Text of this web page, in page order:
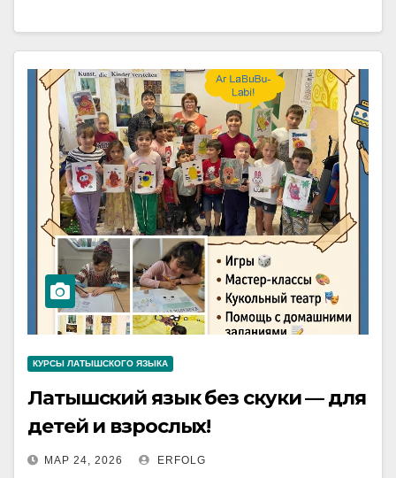
КУРСЫ ЛАТЫШСКОГО ЯЗЫКА
Латышский язык без скуки — для
детей и взрослых!
МАР 24, 2026 ERFOLG